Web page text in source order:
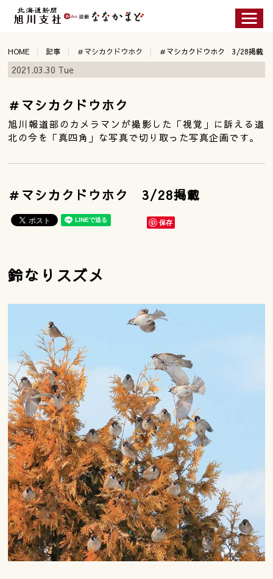
HOME 記事 ＃マシカクドウホク ＃マシカクドウホク 3/28掲載
2021.03.30 Tue
＃マシカクドウホク
旭川報道部のカメラマンが撮影した「視覚」に訴える道
北の今を「真四角」な写真で切り取った写真企画です。
＃マシカクドウホク 3/28掲載
保存
鈴なりスズメ